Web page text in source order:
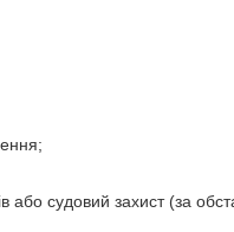
або судовий захист (за